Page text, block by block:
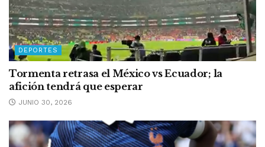
DEPORTES
Tormenta retrasa el México vs Ecuador; la
afición tendrá que esperar
JUNIO 30, 2026